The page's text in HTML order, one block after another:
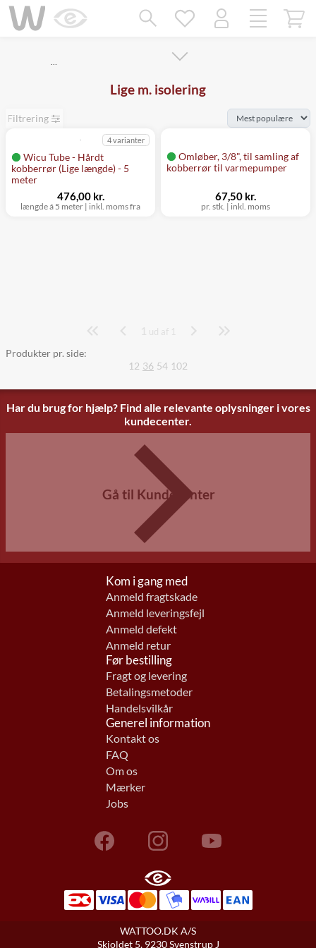
…
Lige m. isolering
Filtrering
Wicu Tube - Hårdt
kobberrør (Lige længde) - 5
meter
4 varianter
længde á 5 meter | inkl. moms fra
476,00 kr.
Omløber, 3/8", til samling af
kobberrør til varmepumper
pr. stk. | inkl. moms
67,50 kr.
Side
1 ud af 1
Produkter pr. side:
12 36 54 102
Har du brug for hjælp? Find alle relevante oplysninger i vores
kundecenter.
Gå til Kundecenter
Kom i gang med
Anmeld fragtskade
Anmeld leveringsfejl
Anmeld defekt
Anmeld retur
Før bestilling
Fragt og levering
Betalingsmetoder
Handelsvilkår
Generel information
Kontakt os
FAQ
Om os
Mærker
Jobs
WATTOO.DK A/S
Skjoldet 5, 9230 Svenstrup J
Mangler chatten?
Ret samtykke!